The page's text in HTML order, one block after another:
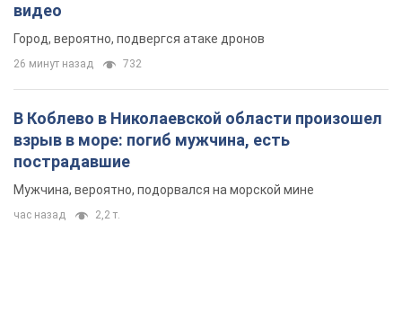
видео
Город, вероятно, подвергся атаке дронов
26 минут назад 732
В Коблево в Николаевской области произошел
взрыв в море: погиб мужчина, есть
пострадавшие
Мужчина, вероятно, подорвался на морской мине
час назад 2,2 т.